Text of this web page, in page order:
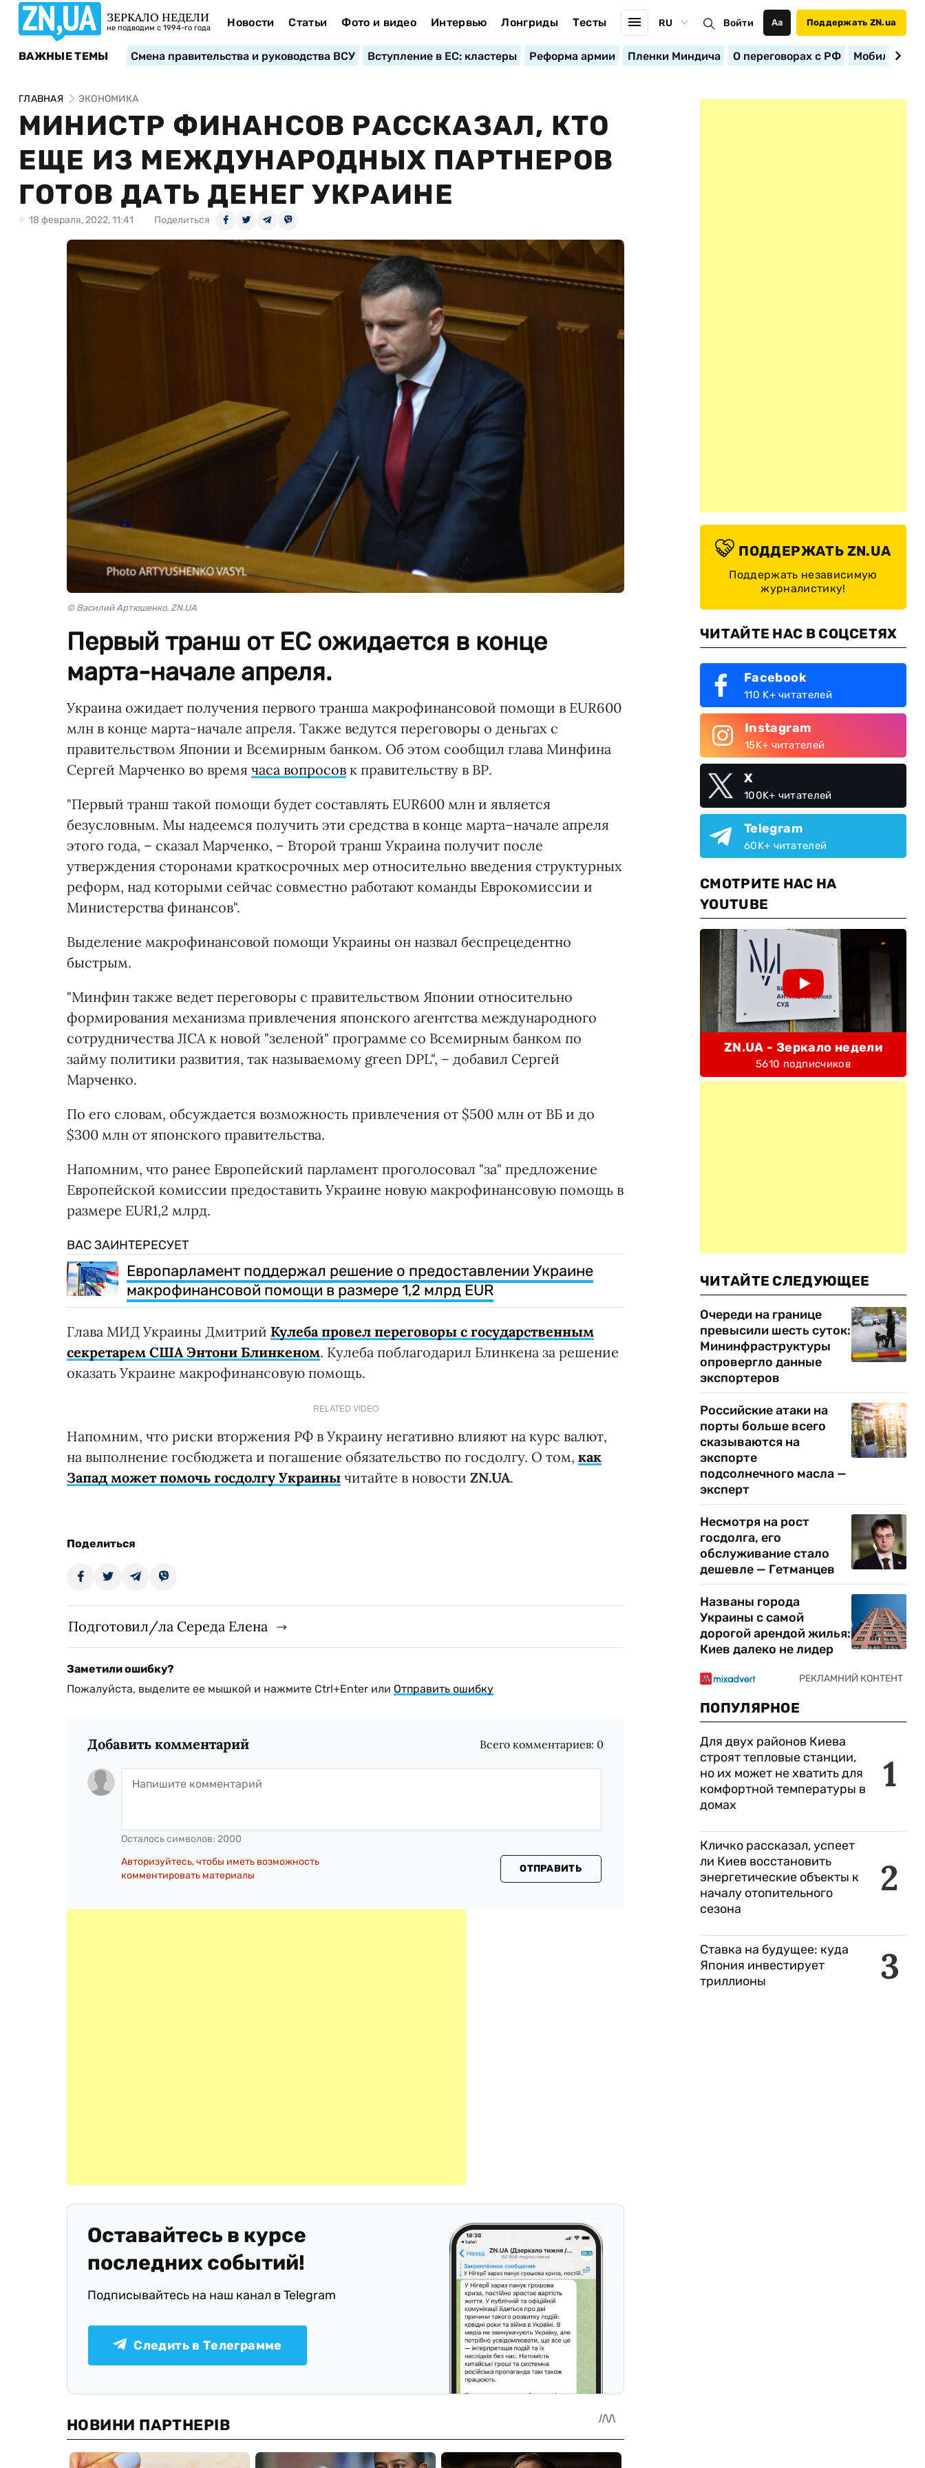
ЗЕРКАЛО НЕДЕЛИ
не подводим с 1994-го года Новости Статьи Фото и видео Интервью Лонгриды Тесты RU Войти Аа Поддержать ZN.ua
ВАЖНЫЕ ТЕМЫ Смена правительства и руководства ВСУ Вступление в ЕС: кластеры Реформа армии Пленки Миндича О переговорах с РФ
ГЛАВНАЯ ЭКОНОМИКА
МИНИСТР ФИНАНСОВ РАССКАЗАЛ, КТО
ЕЩЕ ИЗ МЕЖДУНАРОДНЫХ ПАРТНЕРОВ
ГОТОВ ДАТЬ ДЕНЕГ УКРАИНЕ
18 февраля, 2022, 11:41 Поделиться
© Василий Артюшенко, ZN.UA
Первый транш от ЕС ожидается в конце
марта-начале апреля.
Украина ожидает получения первого транша макрофинансовой помощи в EUR600
млн в конце марта-начале апреля. Также ведутся переговоры о деньгах с
правительством Японии и Всемирным банком. Об этом сообщил глава Минфина
Сергей Марченко во время часа вопросов к правительству в ВР.
"Первый транш такой помощи будет составлять EUR600 млн и является
безусловным. Мы надеемся получить эти средства в конце марта–начале апреля
этого года, – сказал Марченко, – Второй транш Украина получит после
утверждения сторонами краткосрочных мер относительно введения структурных
реформ, над которыми сейчас совместно работают команды Еврокомиссии и
Министерства финансов".
Выделение макрофинансовой помощи Украины он назвал беспрецедентно
быстрым.
"Минфин также ведет переговоры с правительством Японии относительно
формирования механизма привлечения японского агентства международного
сотрудничества JICA к новой "зеленой" программе со Всемирным банком по
займу политики развития, так называемому green DPL", – добавил Сергей
Марченко.
По его словам, обсуждается возможность привлечения от $500 млн от ВБ и до
$300 млн от японского правительства.
Напомним, что ранее Европейский парламент проголосовал "за" предложение
Европейской комиссии предоставить Украине новую макрофинансовую помощь в
размере EUR1,2 млрд.
ВАС ЗАИНТЕРЕСУЕТ
Европарламент поддержал решение о предоставлении Украине
макрофинансовой помощи в размере 1,2 млрд EUR
Глава МИД Украины Дмитрий Кулеба провел переговоры с государственным
секретарем США Энтони Блинкеном. Кулеба поблагодарил Блинкена за решение
оказать Украине макрофинансовую помощь.
RELATED VIDEO
Напомним, что риски вторжения РФ в Украину негативно влияют на курс валют,
на выполнение госбюджета и погашение обязательство по госдолгу. О том, как
Запад может помочь госдолгу Украины читайте в новости ZN.UA.
Поделиться
Подготовил/ла Середа Елена
Заметили ошибку?
Пожалуйста, выделите ее мышкой и нажмите Ctrl+Enter или Отправить ошибку
Добавить комментарий Всего комментариев: 0
Осталось символов: 2000
Авторизуйтесь, чтобы иметь возможность
комментировать материалы
ОТПРАВИТЬ
Оставайтесь в курсе
последних событий!
Подписывайтесь на наш канал в Telegram
Следить в Телеграмме
ПОДДЕРЖАТЬ ZN.UA
Поддержать независимую
журналистику!
ЧИТАЙТЕ НАС В СОЦСЕТЯХ
Facebook
110 K+ читателей
Instagram
15K+ читателей
X
100K+ читателей
Telegram
60K+ читателей
СМОТРИТЕ НАС НА
YOUTUBE
ZN.UA - Зеркало недели
5610 подписчиков
ЧИТАЙТЕ СЛЕДУЮЩЕЕ
Очереди на границе
превысили шесть суток:
Мининфраструктуры
опровергло данные
экспортеров
Российские атаки на
порты больше всего
сказываются на
экспорте
подсолнечного масла —
эксперт
Несмотря на рост
госдолга, его
обслуживание стало
дешевле — Гетманцев
Названы города
Украины с самой
дорогой арендой жилья:
Киев далеко не лидер
ПОПУЛЯРНОЕ
1
Для двух районов Киева
строят тепловые станции,
но их может не хватить для
комфортной температуры в
домах
2
Кличко рассказал, успеет
ли Киев восстановить
энергетические объекты к
началу отопительного
сезона
3
Ставка на будущее: куда
Япония инвестирует
триллионы